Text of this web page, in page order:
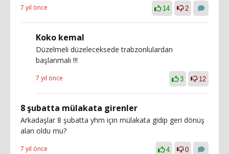
7 yıl önce 14 2
Koko kemal
Düzelmeli düzeleceksede trabzonlulardan
başlanmalı !!!
7 yıl önce 3 12
8 şubatta mülakata girenler
Arkadaşlar 8 şubatta yhm için mülakata gidip geri dönüş
alan oldu mu?
7 yıl önce 4 0